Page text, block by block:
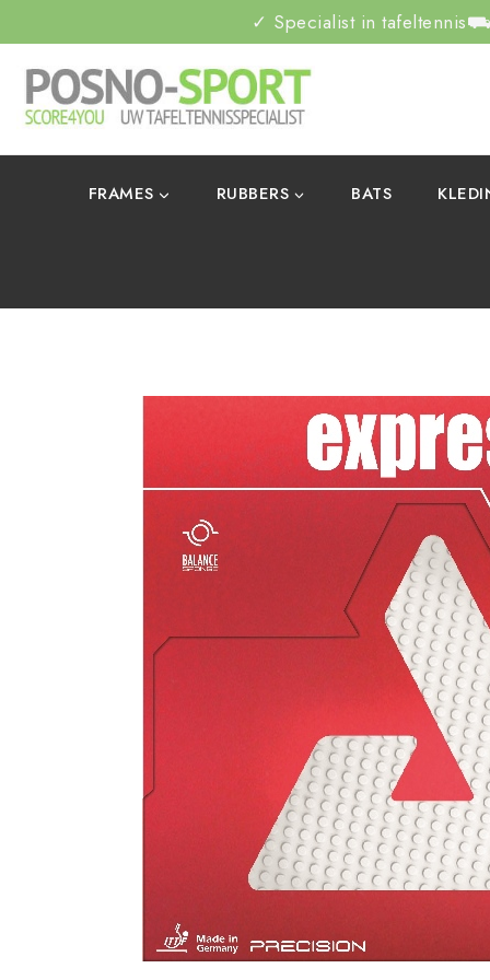
✓ Specialist in tafeltennis⛟
FRAMES RUBBERS BATS